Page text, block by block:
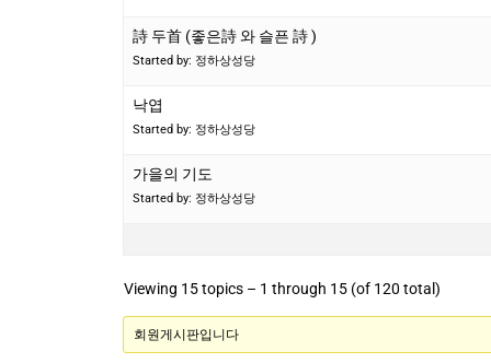
詩 두首 (좋은詩 와 슬픈 詩 )
Started by: 정하상성당
낙엽
Started by: 정하상성당
가을의 기도
Started by: 정하상성당
Viewing 15 topics – 1 through 15 (of 120 total)
회원게시판입니다